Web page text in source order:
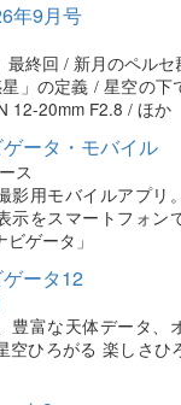
年9月号
最終回 / 新月のペル
」の定義 / 星空の下
12-20mm F2.8 / ほか
ータ・モバイル
ス
影用モバイルアプリ
示をスマートフォン
ゲータ」
ータ12
豊富な天体データ、
空ひろがる 楽しさひ